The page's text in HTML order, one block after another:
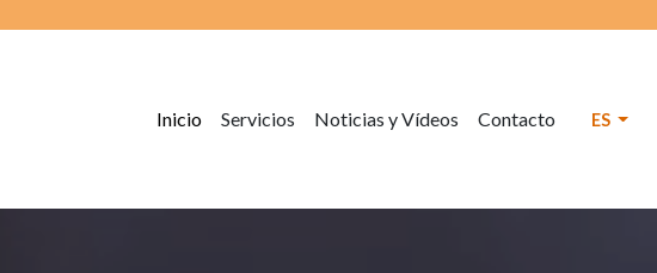
Inicio Servicios Noticias y Vídeos Contacto ES